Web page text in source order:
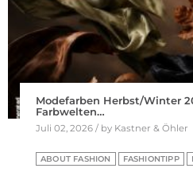
Modefarben Herbst/Winter
Farbwelten…
Juli 02, 2026 / by Kastner & Öhler
ABOUT FASHION FASHIONTIPP